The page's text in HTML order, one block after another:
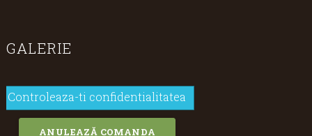
GALERIE
Controleaza-ti confidentialitatea
ANULEAZĂ COMANDA